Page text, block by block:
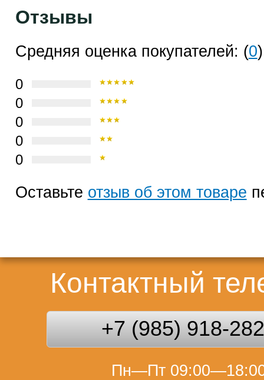
Отзывы
Средняя оценка покупателей: (0)
0
0
0
0
0
Оставьте отзыв об этом товаре
Контактный
+7 (985) 918-
Пн—Пт